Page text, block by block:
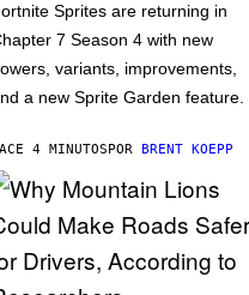
Sprites are returning in
7 Season 4 with new
variants, improvements,
a new Sprite Garden feature.
4 MINUTOSPOR BRENT KOEPP